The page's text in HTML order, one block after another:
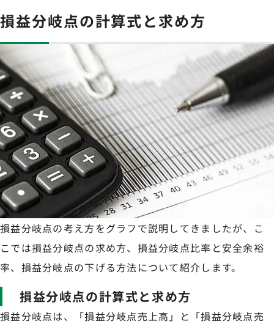
損益分岐点の計算式と求め方
損益分岐点の考え方をグラフで説明してきましたが、こ
こでは損益分岐点の求め方、損益分岐点比率と安全余裕
率、損益分岐点の下げる方法について紹介します。
損益分岐点の計算式と求め方
損益分岐点は、「損益分岐点売上高」と「損益分岐点売